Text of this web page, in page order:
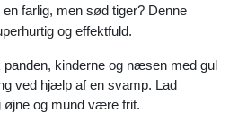
farlig, men sød tiger? Denne
og effektfuld.
kinderne og næsen med gul
ved hjælp af en svamp. Lad
øjne og mund være frit.